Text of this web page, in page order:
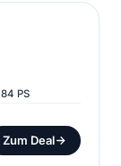
PS
Zum Deal